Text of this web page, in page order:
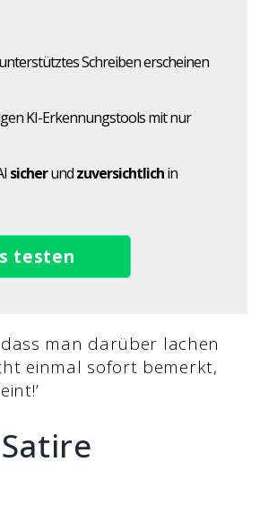
Schreiben erscheinen
KI-Erkennungstools mit nur
sicherundzuversichtlichin
testen
man darüber lachen
einmal sofort bemerkt,